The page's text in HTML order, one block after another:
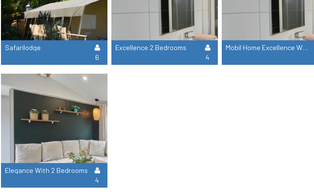
Safarilodge
6
Excellence 2 Bedrooms
4
Mobil Home Excellence With 3 Bedrooms
Elegance With 2 Bedrooms
4